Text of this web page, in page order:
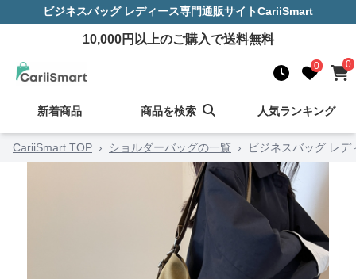
ビジネスバッグ レディース専門通販サイトCariiSmart
10,000円以上のご購入で送料無料
0 0
新着商品 商品を検索 人気ランキング
CariiSmart TOP › ショルダーバッグの一覧 › ビジネスバッグ レ